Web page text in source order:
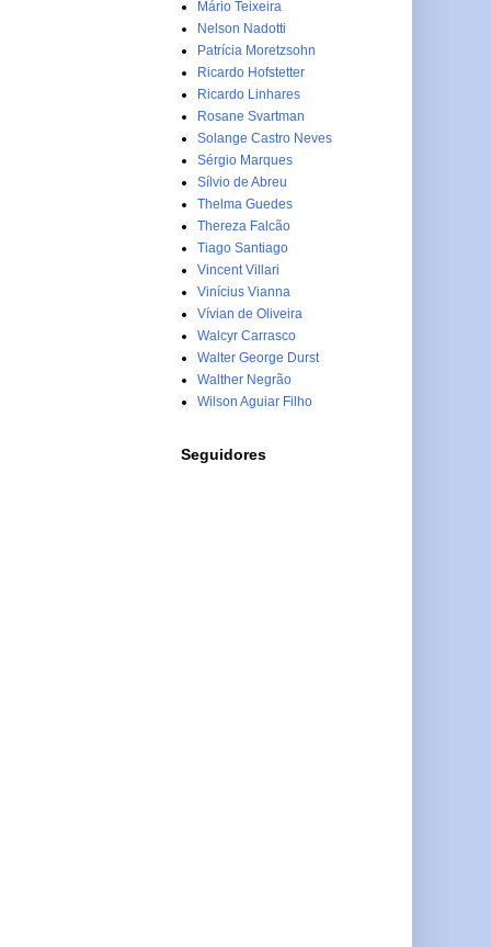
Mário Teixeira
Nelson Nadotti
Patrícia Moretzsohn
Ricardo Hofstetter
Ricardo Linhares
Rosane Svartman
Solange Castro Neves
Sérgio Marques
Sílvio de Abreu
Thelma Guedes
Thereza Falcão
Tiago Santiago
Vincent Villari
Vinícius Vianna
Vívian de Oliveira
Walcyr Carrasco
Walter George Durst
Walther Negrão
Wilson Aguiar Filho
Seguidores